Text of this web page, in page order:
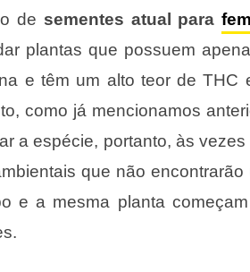
de sementes atual para
plantas que possuem
e têm um alto teor de THC
como já mencionamos
a espécie, portanto, às
que não
e a mesma planta